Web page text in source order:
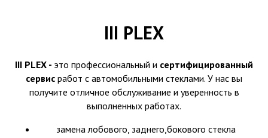
III PLEX
III PLEX - это профессиональный и сертифицированный
сервис работ с автомобильными стеклами. У нас вы
получите отличное обслуживание и уверенность в
выполненных работах.
замена лобового, заднего,бокового стекла